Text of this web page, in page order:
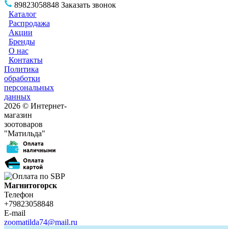
89823058848 Заказать звонок
Каталог
Распродажа
Акции
Бренды
О нас
Контакты
Политика
обработки
персональных
данных
2026 © Интернет-
магазин
зоотоваров
"Матильда"
Магнитогорск
Телефон
+79823058848
E-mail
zoomatilda74@mail.ru